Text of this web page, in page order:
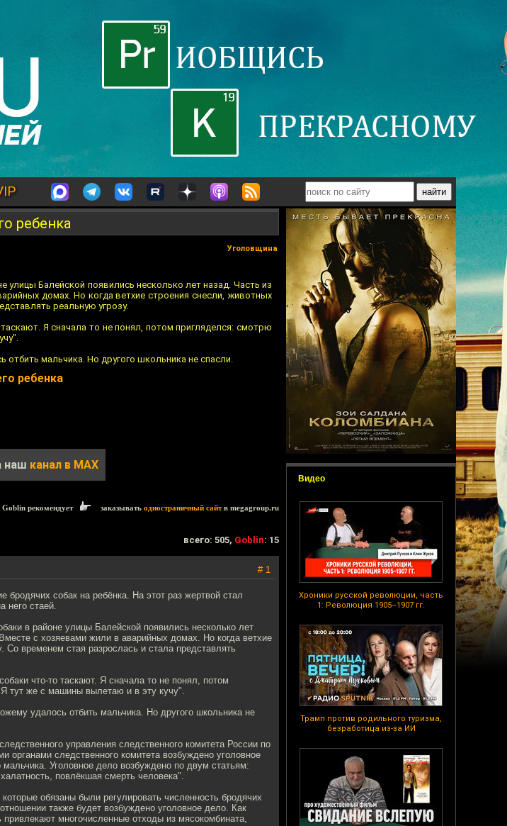
Видео
Хроники русской революции, часть
1: Революция 1905–1907 гг.
Трамп против родильного туризма,
безработица из-за ИИ
ребенка
Уголовщина
Балейской появились несколько лет назад. Часть из
домах. Но когда ветхие строения снесли, животных
реальную угрозу.
Я сначала то не понял, потом пригляделся: смотрю
отбить мальчика. Но другого школьника не спасли.
ребенка
наш канал в MAX
Goblin рекомендует заказывать одностраничный сайтв megagroup.ru
всего: 505, Goblin: 15
# 1
бродячих собак на ребёнка. На этот раз жертвой стал
него стаей.
в районе улицы Балейской появились несколько лет
с хозяевами жили в аварийных домах. Но когда ветхие
временем стая разрослась и стала представлять
что-то таскают. Я сначала то не понял, потом
тут же с машины вылетаю и в эту кучу".
удалось отбить мальчика. Но другого школьника не
управления следственного комитета России по
следственного комитета возбуждено уголовное
Уголовное дело возбуждено по двум статьям:
повлёкшая смерть человека".
обязаны были регулировать численность бродячих
также будет возбуждено уголовное дело. Как
многочисленные отходы из мясокомбината,